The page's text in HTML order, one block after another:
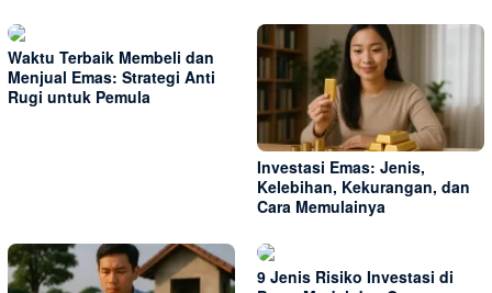
Waktu Terbaik Membeli dan
Menjual Emas: Strategi Anti
Rugi untuk Pemula
Investasi Emas: Jenis,
Kelebihan, Kekurangan, dan
Cara Memulainya
9 Jenis Risiko Investasi di